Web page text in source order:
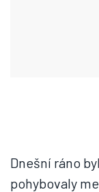
Dnešní ráno
pohybovaly